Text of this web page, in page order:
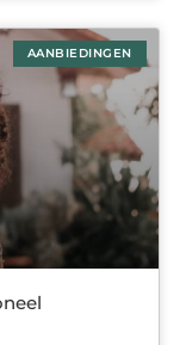
AANBIEDINGEN